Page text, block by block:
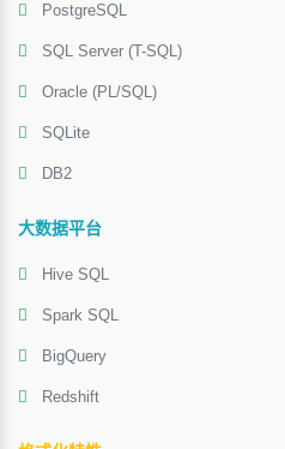
PostgreSQL
SQL Server (T-SQL)
Oracle (PL/SQL)
SQLite
DB2
大数据平台
Hive SQL
Spark SQL
BigQuery
Redshift